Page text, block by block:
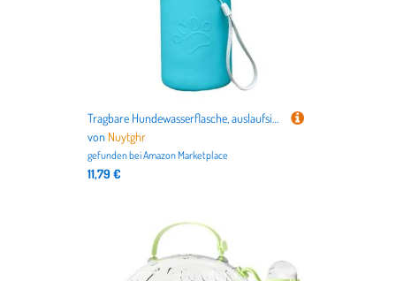
Tragbare Hundewasserflasche, auslaufsicherer Wasserspender 23,5 x 11 x 8 cm, faltbare Hundebewässerung, hochtemperaturbeständig, blau, ideal für Wandern, Camping, Reisen, Park, und Roadtrips
von Nuytghr
gefunden beiAmazon Marketplace
11,79 €